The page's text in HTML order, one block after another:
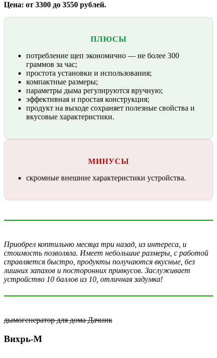
Цена: от 3300 до 3550 рублей.
ПЛЮСЫ
потребление щеп экономично — не более 300
граммов за час;
простота установки и использования;
компактные размеры;
параметры дыма регулируются вручную;
эффективная и простая конструкция;
продукт на выходе сохраняет полезные свойства и
вкусовые характеристики.
МИНУСЫ
скромные внешние характеристики устройства.
Приобрел коптильню месяца три назад, из интереса, и
стоимость позволяла. Имеет небольшие размеры, с работой
справляется быстро, продукты получаются вкусные, без
лишних запахов и посторонних привкусов. Заслуживает
устройство 10 баллов из 10, отличная задумка!
дымогенератор для дома Дачник
Вихрь-М